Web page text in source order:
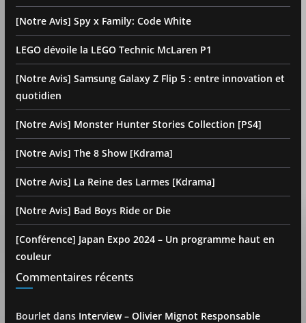
[Notre Avis] Spy x Family: Code White
LEGO dévoile la LEGO Technic McLaren P1
[Notre Avis] Samsung Galaxy Z Flip 5 : entre innovation et
quotidien
[Notre Avis] Monster Hunter Stories Collection [PS4]
[Notre Avis] The 8 Show [Kdrama]
[Notre Avis] La Reine des Larmes [Kdrama]
[Notre Avis] Bad Boys Ride or Die
[Conférence] Japan Expo 2024 – Un programme haut en
couleur
Commentaires récents
Bourlet dans Interview – Olivier Mignot Responsable